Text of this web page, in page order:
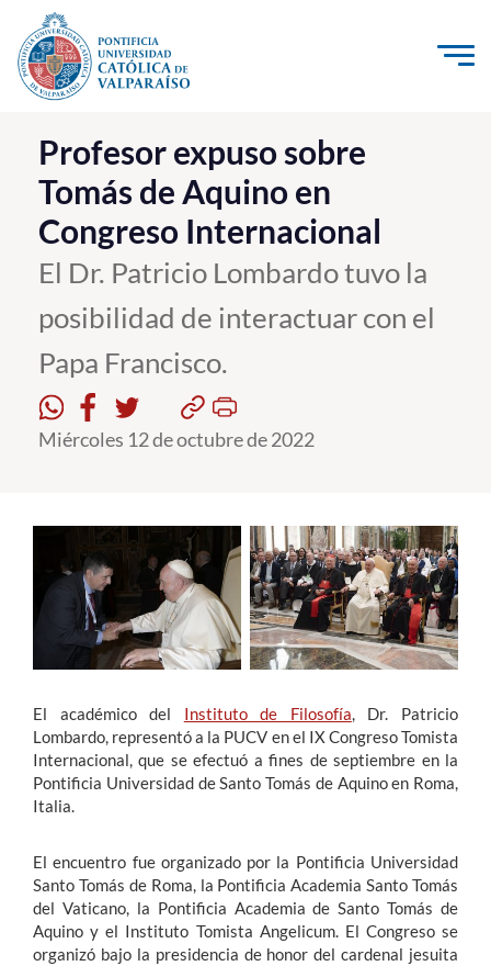
Click acá para ir directamente al contenido
La Universidad
Investigación, Creación e Innovación
PUCV Internacional
Vinculación con el Medio
Pregrado
Postgrado
Estudiantes
Académicos
Funcionarios
Alumni
English
Profesor expuso sobre
Tomás de Aquino en
Congreso Internacional
El Dr. Patricio Lombardo tuvo la
posibilidad de interactuar con el
Papa Francisco.
Miércoles 12 de octubre de 2022
El académico del Instituto de Filosofía, Dr. Patricio
Lombardo, representó a la PUCV en el IX Congreso Tomista
Internacional, que se efectuó a fines de septiembre en la
Pontificia Universidad de Santo Tomás de Aquino en Roma,
Italia.
El encuentro fue organizado por la Pontificia Universidad
Santo Tomás de Roma, la Pontificia Academia Santo Tomás
del Vaticano, la Pontificia Academia de Santo Tomás de
Aquino y el Instituto Tomista Angelicum. El Congreso se
organizó bajo la presidencia de honor del cardenal jesuita